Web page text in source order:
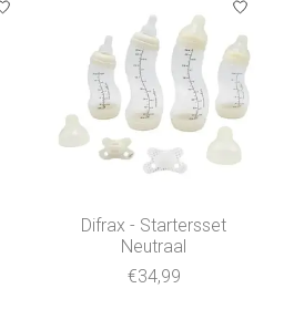
Difrax - Startersset
Neutraal
€34,99